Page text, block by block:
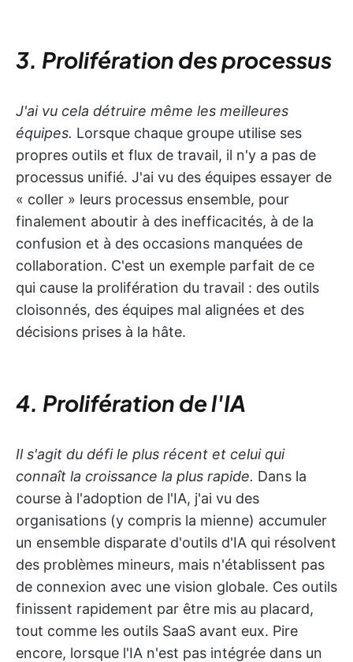
3. Prolifération des processus
J'ai vu cela détruire même les meilleures
équipes. Lorsque chaque groupe utilise ses
propres outils et flux de travail, il n'y a pas de
processus unifié. J'ai vu des équipes essayer de
« coller » leurs processus ensemble, pour
finalement aboutir à des inefficacités, à de la
confusion et à des occasions manquées de
collaboration. C'est un exemple parfait de ce
qui cause la prolifération du travail : des outils
cloisonnés, des équipes mal alignées et des
décisions prises à la hâte.
4. Prolifération de l'IA
Il s'agit du défi le plus récent et celui qui
connaît la croissance la plus rapide. Dans la
course à l'adoption de l'IA, j'ai vu des
organisations (y compris la mienne) accumuler
un ensemble disparate d'outils d'IA qui résolvent
des problèmes mineurs, mais n'établissent pas
de connexion avec une vision globale. Ces outils
finissent rapidement par être mis au placard,
tout comme les outils SaaS avant eux. Pire
encore, lorsque l'IA n'est pas intégrée dans un